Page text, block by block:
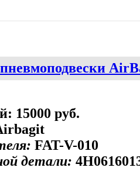
15000 руб.
FAT-V-010
детали: